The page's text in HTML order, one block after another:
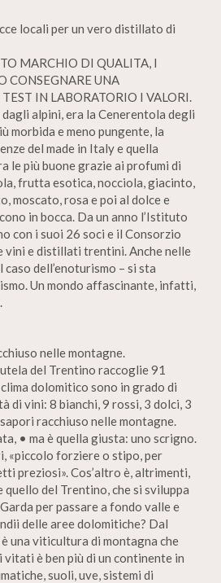
locali per un vero distillato di
MARCHIO DI QUALITA, I
CONSEGNARE UNA
IN LABORATORIO I VALORI.
alpini, era la Cenerentola degli
morbida e meno pungente, la
del made in Italy e quella
le più buone grazie ai profumi di
frutta esotica, nocciola, giacinto,
moscato, rosa e poi al dolce e
in bocca. Da un anno l’Istituto
con i suoi 26 soci e il Consorzio
vini e distillati trentini. Anche nelle
dell’enoturismo – si sta
Un mondo affascinante, infatti,
nelle montagne.
del Trentino raccoglie 91
dolomitico sono in grado di
di vini: 8 bianchi, 9 rossi, 3 dolci, 3
racchiuso nelle montagne.
• ma è quella giusta: uno scrigno.
«piccolo forziere o stipo, per
preziosi». Cos’altro è, altrimenti,
del Trentino, che si sviluppa
per passare a fondo valle e
delle aree dolomitiche? Dal
una viticultura di montagna che
è ben più di un continente in
suoli, uve, sistemi di